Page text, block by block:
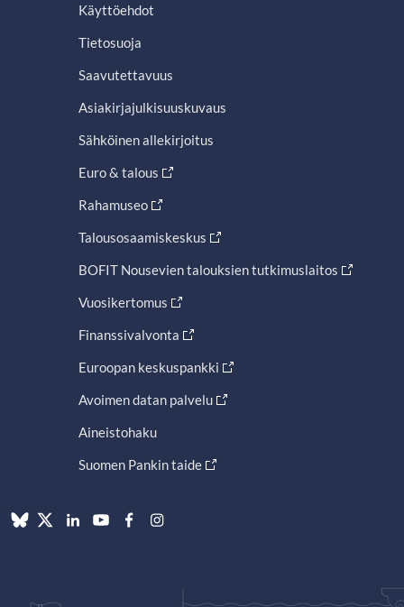
Käyttöehdot
Tietosuoja
Saavutettavuus
Asiakirjajulkisuuskuvaus
Sähköinen allekirjoitus
Euro & talous
Rahamuseo
Talousosaamiskeskus
BOFIT Nousevien talouksien tutkimuslaitos
Vuosikertomus
Finanssivalvonta
Euroopan keskuspankki
Avoimen datan palvelu
Aineistohaku
Suomen Pankin taide